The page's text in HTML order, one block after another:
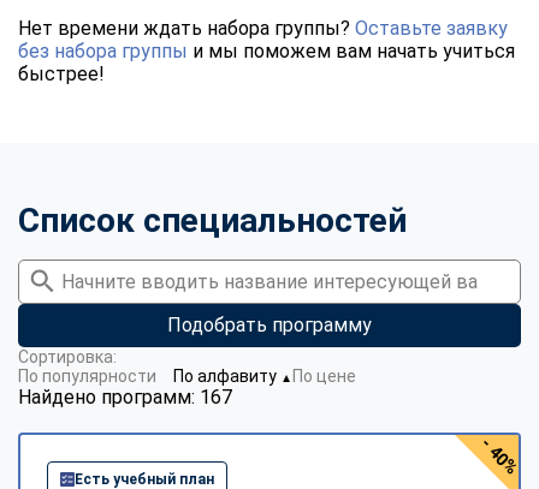
Нет времени ждать набора группы? Оставьте заявку
без набора группы и мы поможем вам начать учиться
быстрее!
Список специальностей
Подобрать программу
Найдено программ: 167
Сортировка:
По популярности
По алфавиту ▼ По цене
Есть учебный план
- 40%